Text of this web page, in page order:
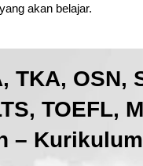
akan belajar.
OSN,
TOEFL,
–